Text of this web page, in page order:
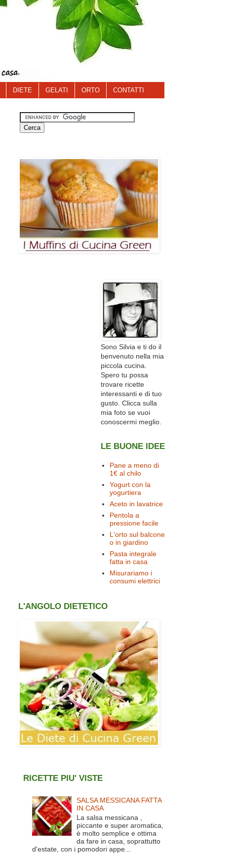
DIETE GELATI ORTO CONTATTI
Sono Silvia e ti do il
benvenuto nella mia
piccola cucina.
Spero tu possa
trovare ricette
interessanti e di tuo
gusto. Clicca sulla
mia foto se vuoi
conoscermi meglio.
LE BUONE IDEE
Pane a meno di
1€ al chilo
Yogurt con la
yogurtiera
Aceto in lavatrice
Pentola a
pressione facile
L'orto sul balcone
o in giardino
Pasta integrale
fatta in casa
Misurariamo i
consumi elettrici
L'ANGOLO DIETETICO
RICETTE PIU' VISTE
SALSA MESSICANA FATTA
IN CASA
La salsa messicana ,
piccante e super aromatica,
è molto semplice e ottima
da fare in casa, soprattutto
d'estate, con i pomodori appe...